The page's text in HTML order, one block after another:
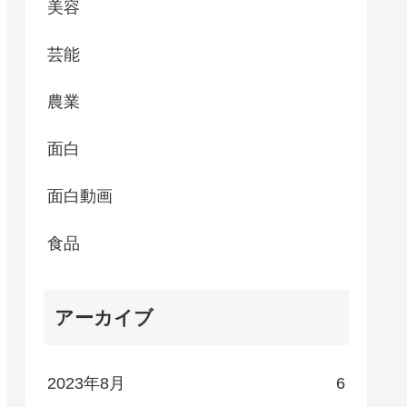
美容
芸能
農業
面白
面白動画
食品
アーカイブ
2023年8月 6